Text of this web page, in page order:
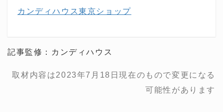
カンディハウス東京ショップ
記事監修：カンディハウス
取材内容は2023年7月18日現在のもので変更になる
可能性があります